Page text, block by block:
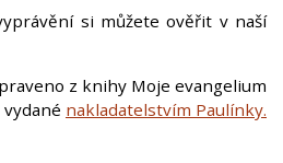
si můžete ověřit v naší
z knihy Moje evangelium
vydané nakladatelstvím Paulínky.